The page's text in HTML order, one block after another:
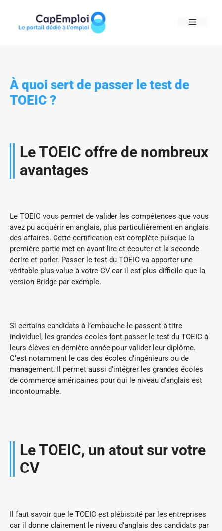
content
MENU
À quoi sert de passer le test de
TOEIC ?
Le TOEIC offre de nombreux
avantages
Le TOEIC vous permet de valider les compétences que vous
avez pu acquérir en anglais, plus particulièrement en anglais
des affaires. Cette certification est complète puisque la
première partie met en avant lire et écouter et la seconde
écrire et parler. Passer le test du TOEIC va apporter une
véritable plus-value à votre CV car il est plus difficile que la
version Bridge par exemple.
Si certains candidats à l’embauche le passent à titre
individuel, les grandes écoles font passer le test du TOEIC à
leurs élèves en dernière année pour valider leur diplôme.
C’est notamment le cas des écoles d’ingénieurs ou de
management. Il permet aussi d’intégrer les grandes écoles
de commerce américaines pour qui le niveau d’anglais est
incontournable.
Le TOEIC, un atout sur votre
CV
Il faut savoir que le TOEIC est plébiscité par les entreprises
car il donne clairement le niveau d’anglais des candidats par